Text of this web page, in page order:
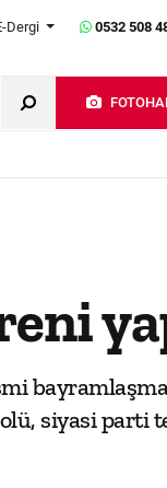
Dergi 0532 508
siyasi parti